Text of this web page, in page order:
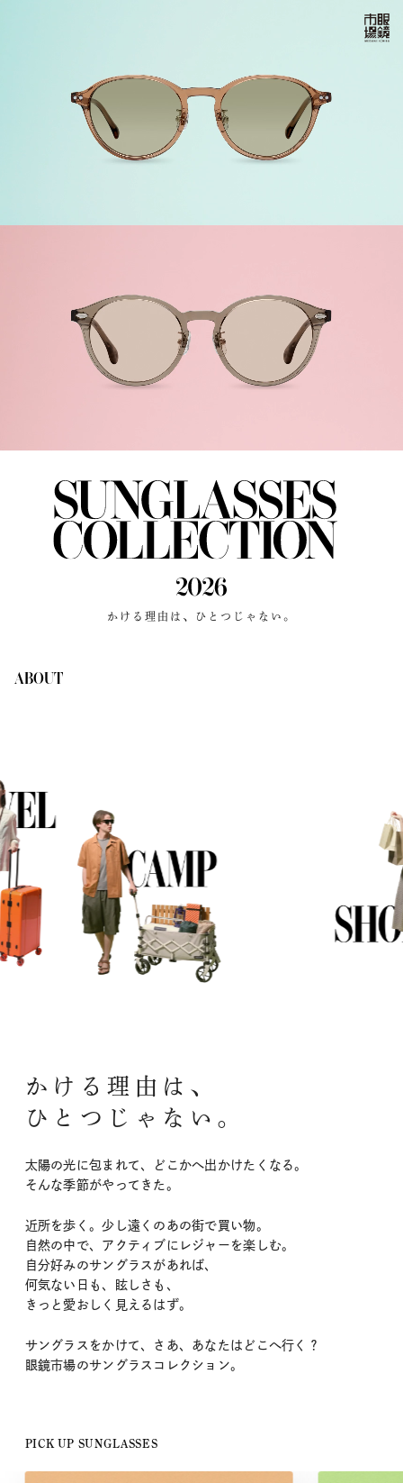
かける理由は、ひとつじゃない。
ABOUT
かける理由は、
ひとつじゃない。
太陽の光に包まれて、どこかへ出かけたくなる。
そんな季節がやってきた。
近所を歩く。少し遠くのあの街で買い物。
自然の中で、アクティブにレジャーを楽しむ。
自分好みのサングラスがあれば、
何気ない日も、眩しさも、
きっと愛おしく見えるはず。
サングラスをかけて、さあ、あなたはどこへ行く？
眼鏡市場のサングラスコレクション。
PICK UP SUNGLASSES